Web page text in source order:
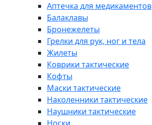
Аптечка для медикаментов
Балаклавы
Бронежелеты
Грелки для рук, ног и тела
Жилеты
Коврики тактические
Кофты
Маски тактические
Наколенники тактические
Наушники тактические